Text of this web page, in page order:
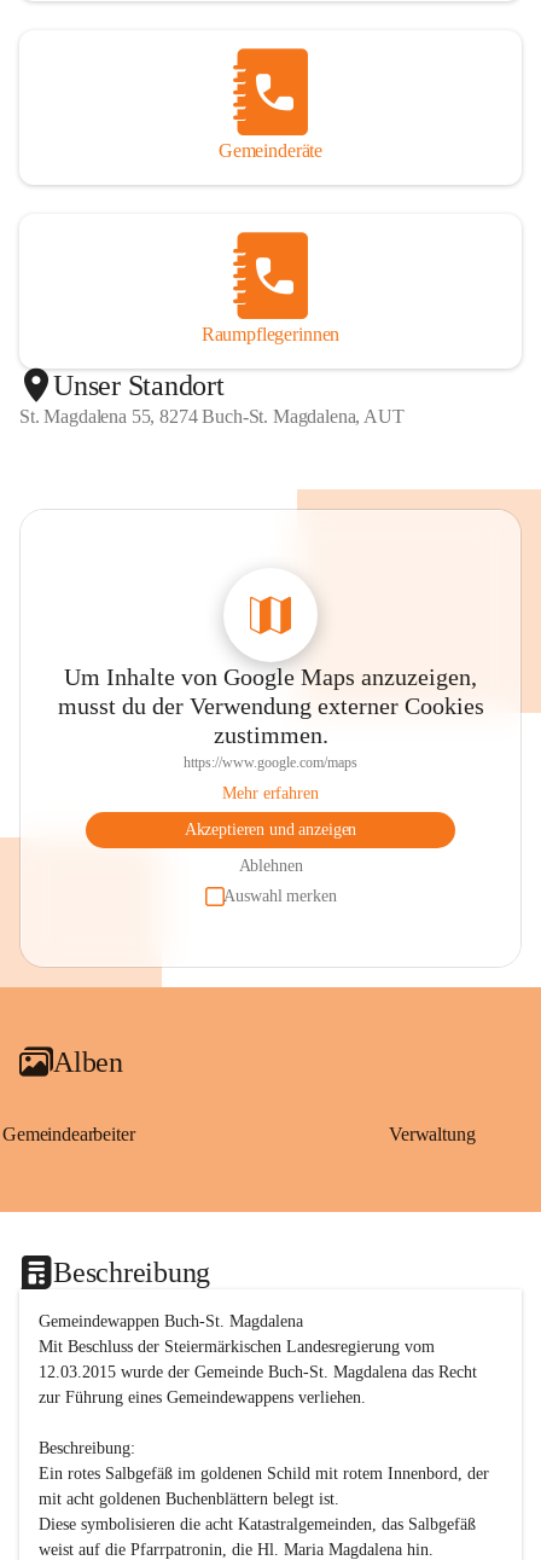
Gemeinderäte
Raumpflegerinnen
Unser Standort
St. Magdalena 55, 8274 Buch-St. Magdalena, AUT
Um Inhalte von Google Maps anzuzeigen,
musst du der Verwendung externer Cookies
zustimmen.
https://www.google.com/maps
Mehr erfahren
Akzeptieren und anzeigen
Ablehnen
Auswahl merken
Alben
Gemeindearbeiter Verwaltung
Beschreibung
Gemeindewappen Buch-St. Magdalena
Mit Beschluss der Steiermärkischen Landesregierung vom
12.03.2015 wurde der Gemeinde Buch-St. Magdalena das Recht
zur Führung eines Gemeindewappens verliehen.
Beschreibung:
Ein rotes Salbgefäß im goldenen Schild mit rotem Innenbord, der
mit acht goldenen Buchenblättern belegt ist.
Diese symbolisieren die acht Katastralgemeinden, das Salbgefäß